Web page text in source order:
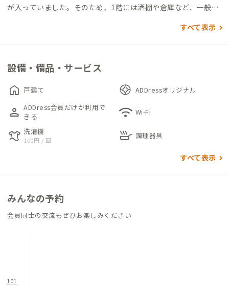
が入っていました。そのため、1階には酒棚や倉庫など、一般的
て1階の旧店舗部分をギャラリーやワークスペースとして活用。
た流木、アンティーク家具がどこか秘密基地に紛れ込んだよう
な雰囲気が感じられます。ダイニングや個室、ドミトリールーム
の壁には一部印象的な壁紙が施され、昭和の住宅ながらもモダ
ンな様子を醸し出しています。さらに、3階の折りたたみ梯子を
登ると、そこには遊び心くすぐる屋根裏空間が広がります。集中
して仕事もできますし、長座布団があるので寝っ転がって過ご
すことも。小規模住宅でありながら、家のあちこちに居場所が
すべて表示
設備・備品・サービス
home 戸建て ADDressオリジナル
person ADDress会員だけが利用で
きる
wifi Wi-Fi
laundry 洗濯機
100円 / 回 skillet 調理器具
すべて表示
みんなの予約
会員同士の交流もぜひお楽しみください
101